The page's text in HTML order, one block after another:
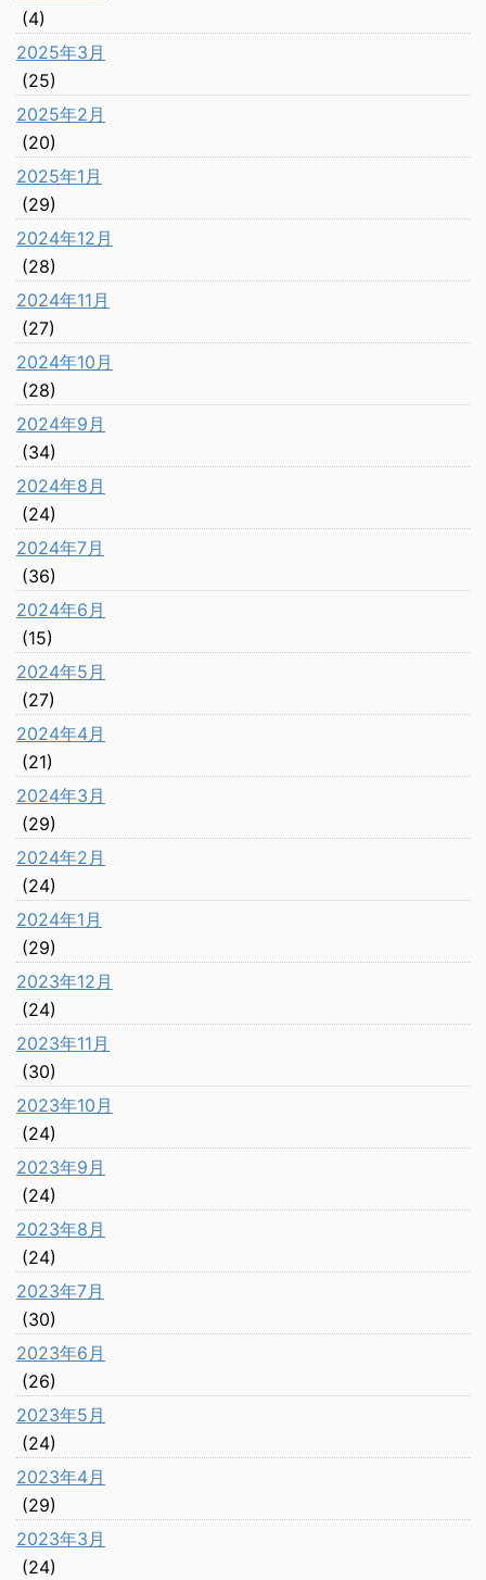
(4)
2025年3月
(25)
2025年2月
(20)
2025年1月
(29)
2024年12月
(28)
2024年11月
(27)
2024年10月
(28)
2024年9月
(34)
2024年8月
(24)
2024年7月
(36)
2024年6月
(15)
2024年5月
(27)
2024年4月
(21)
2024年3月
(29)
2024年2月
(24)
2024年1月
(29)
2023年12月
(24)
2023年11月
(30)
2023年10月
(24)
2023年9月
(24)
2023年8月
(24)
2023年7月
(30)
2023年6月
(26)
2023年5月
(24)
2023年4月
(29)
2023年3月
(24)